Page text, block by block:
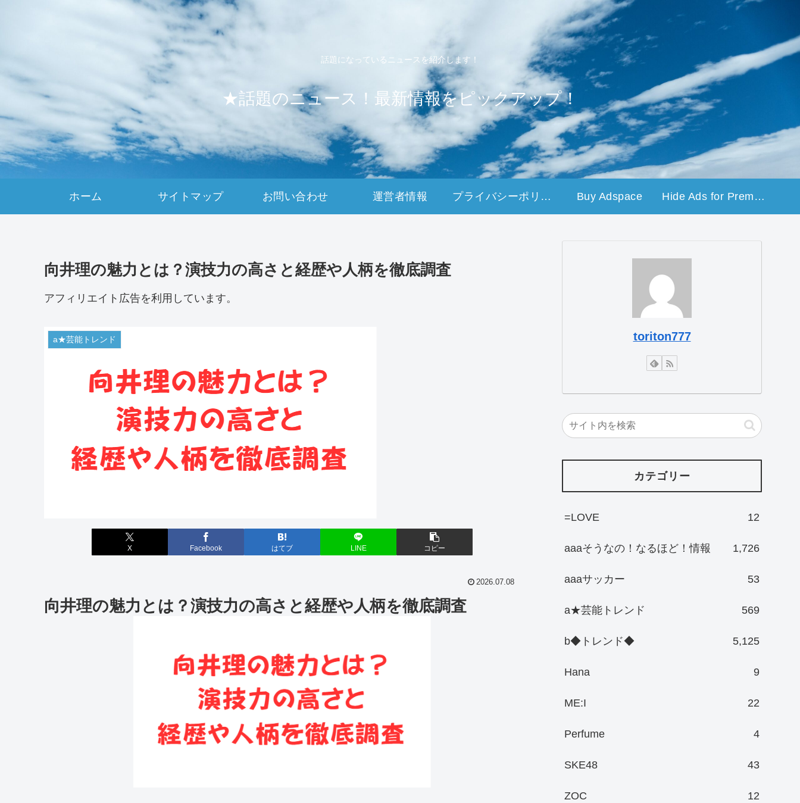
話題になっているニュースを紹介します！
★話題のニュース！最新情報をピックアップ！
ホーム サイトマップ お問い合わせ 運営者情報 プライバシーポリシー Buy Adspace Hide Ads for Premium Members
向井理の魅力とは？演技力の高さと経歴や人柄を徹底調査
アフィリエイト広告を利用しています。
a★芸能トレンド
X Facebook はてブ LINE コピー
2026.07.08
向井理の魅力とは？演技力の高さと経歴や人柄を徹底調査
toriton777
カテゴリー
=LOVE 12
aaaそうなの！なるほど！情報 1,726
aaaサッカー 53
a★芸能トレンド 569
b◆トレンド◆ 5,125
Hana 9
ME:I 22
Perfume 4
SKE48 43
ZOC 12